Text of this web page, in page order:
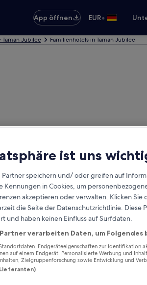
App öffnen
EUR•
Taman Jubilee Familienhotels in Taman Jubilee
ist uns
Partner speichern und/ oder greifen auf
Kennungen in Cookies, um
akzeptieren oder verwalten. Klicken Sie
die Seite der Datenschutzrichtlinie. Diese
und haben keinen Einfluss auf Surfdaten.
verarbeiten Daten, um
Endgeräteeigenschaften zur Identifikation
auf einem Endgerät. Personalisierte Werbung und
Zielgruppenforschung sowie Entwicklung und